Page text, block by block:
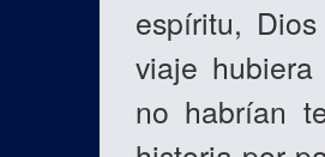
espíritu,
viaje
no habrían